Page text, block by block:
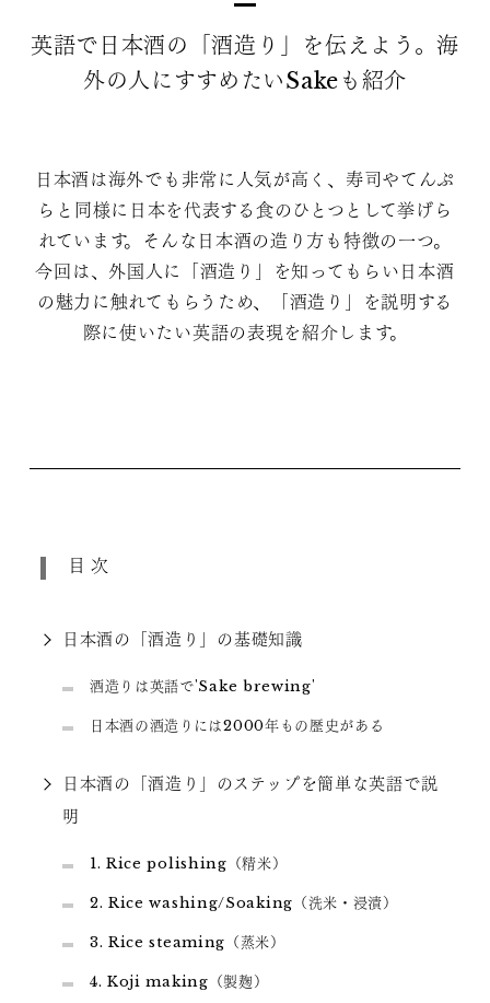
英語で日本酒の「酒造り」を伝えよう。海
外の人にすすめたいSakeも紹介
日本酒は海外でも非常に人気が高く、寿司やてんぷ
らと同様に日本を代表する食のひとつとして挙げら
れています。そんな日本酒の造り方も特徴の一つ。
今回は、外国人に「酒造り」を知ってもらい日本酒
の魅力に触れてもらうため、「酒造り」を説明する
際に使いたい英語の表現を紹介します。
目次
日本酒の「酒造り」の基礎知識
酒造りは英語で'Sake brewing'
日本酒の酒造りには2000年もの歴史がある
日本酒の「酒造り」のステップを簡単な英語で説
明
1. Rice polishing（精米）
2. Rice washing/Soaking（洗米・浸漬）
3. Rice steaming（蒸米）
4. Koji making（製麹）